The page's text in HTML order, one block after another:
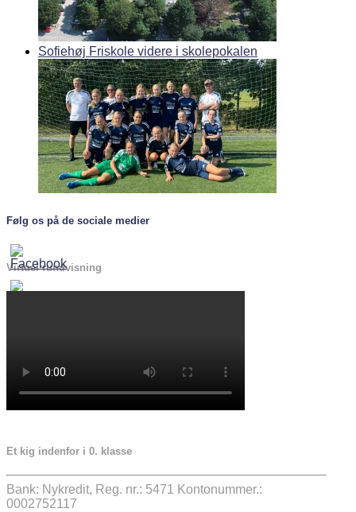
Sofiehøj Friskole videre i skolepokalen
Følg os på de sociale medier
Virtuel rundvisning
Et kig indenfor i 0. klasse
Bank: Nykredit, Reg. nr.: 5471 Kontonummer.:
0002752117